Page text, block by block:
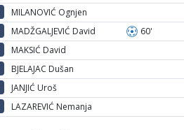
MILANOVIĆ Ognjen
MADŽGALJEVIĆ David 60'
MAKSIĆ David
BJELAJAC Dušan
JANJIĆ Uroš
LAZAREVIĆ Nemanja